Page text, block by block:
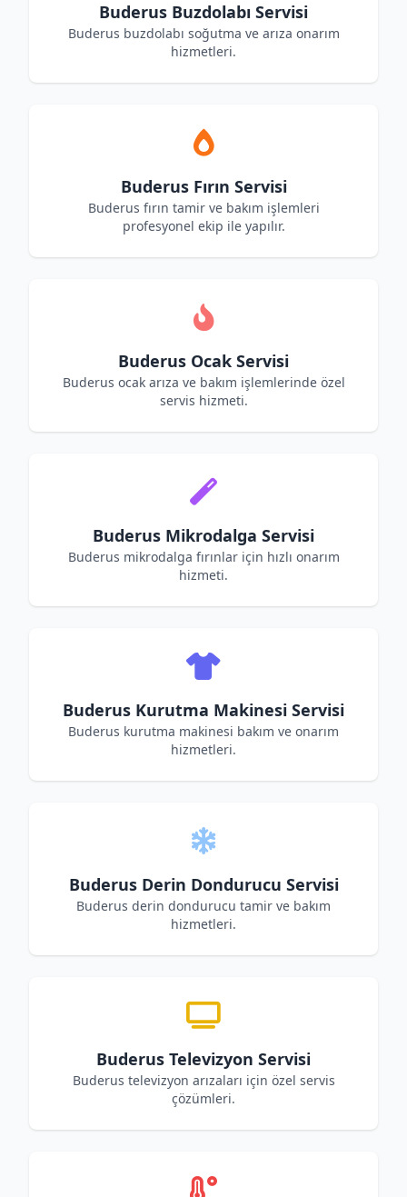
Buderus Buzdolabı Servisi
Buderus buzdolabı soğutma ve arıza onarım
hizmetleri.
Buderus Fırın Servisi
Buderus fırın tamir ve bakım işlemleri
profesyonel ekip ile yapılır.
Buderus Ocak Servisi
Buderus ocak arıza ve bakım işlemlerinde özel
servis hizmeti.
Buderus Mikrodalga Servisi
Buderus mikrodalga fırınlar için hızlı onarım
hizmeti.
Buderus Kurutma Makinesi Servisi
Buderus kurutma makinesi bakım ve onarım
hizmetleri.
Buderus Derin Dondurucu Servisi
Buderus derin dondurucu tamir ve bakım
hizmetleri.
Buderus Televizyon Servisi
Buderus televizyon arızaları için özel servis
çözümleri.